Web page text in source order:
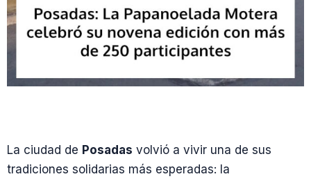
La ciudad de Posadas volvió a vivir una de sus
tradiciones solidarias más esperadas: la